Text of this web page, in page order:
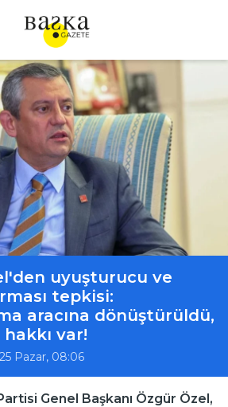
uyuşturucu ve
tepkisi:
aracına dönüştürüldü,
var!
Pazar, 08:06
Genel Başkanı Özgür Özel,